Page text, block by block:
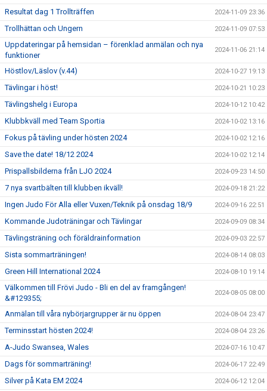
Resultat dag 1 Trollträffen 2024-11-09 23:36
Trollhättan och Ungern 2024-11-09 07:53
Uppdateringar på hemsidan – förenklad anmälan och nya
funktioner
2024-11-06 21:14
Höstlov/Läslov (v.44) 2024-10-27 19:13
Tävlingar i höst! 2024-10-21 10:23
Tävlingshelg i Europa 2024-10-12 10:42
Klubbkväll med Team Sportia 2024-10-02 13:16
Fokus på tävling under hösten 2024 2024-10-02 12:16
Save the date! 18/12 2024 2024-10-02 12:14
Prispallsbilderna från LJO 2024 2024-09-23 14:50
7 nya svartbälten till klubben ikväll! 2024-09-18 21:22
Ingen Judo För Alla eller Vuxen/Teknik på onsdag 18/9 2024-09-16 22:51
Kommande Judoträningar och Tävlingar 2024-09-09 08:34
Tävlingsträning och föräldrainformation 2024-09-03 22:57
Sista sommarträningen! 2024-08-14 08:03
Green Hill International 2024 2024-08-10 19:14
Välkommen till Frövi Judo - Bli en del av framgången!
&#129355;
2024-08-05 08:00
Anmälan till våra nybörjargrupper är nu öppen 2024-08-04 23:47
Terminsstart hösten 2024! 2024-08-04 23:26
A-Judo Swansea, Wales 2024-07-16 10:47
Dags för sommarträning! 2024-06-17 22:49
Silver på Kata EM 2024 2024-06-12 12:04